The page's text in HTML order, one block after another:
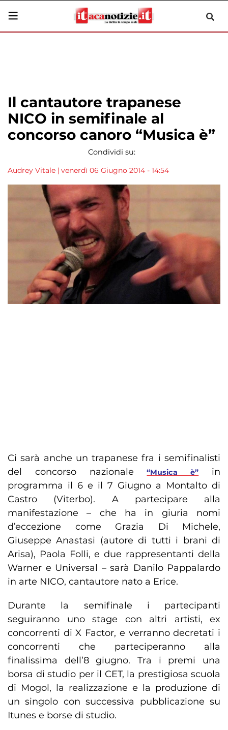
Il cantautore trapanese
NICO in semifinale al
concorso canoro “Musica è”
Condividi su:
Audrey Vitale | venerdì 06 Giugno 2014 - 14:54
Ci sarà anche un trapanese fra i semifinalisti
del concorso nazionale“Musica è”
in
programma il 6 e il 7 Giugno a Montalto di
Castro (Viterbo). A partecipare alla
manifestazione – che ha in giuria nomi
d’eccezione come Grazia Di Michele,
Giuseppe Anastasi (autore di tutti i brani di
Arisa), Paola Folli, e due rappresentanti della
Warner e Universal – sarà Danilo Pappalardo
in arte NICO, cantautore nato a Erice.
Durante la semifinale i partecipanti
seguiranno uno stage con altri artisti, ex
concorrenti di X Factor, e verranno decretati i
concorrenti che parteciperanno alla
finalissima dell’8 giugno. Tra i premi una
borsa di studio per il CET, la prestigiosa scuola
di Mogol, la realizzazione e la produzione di
un singolo con successiva pubblicazione su
Itunes e borse di studio.